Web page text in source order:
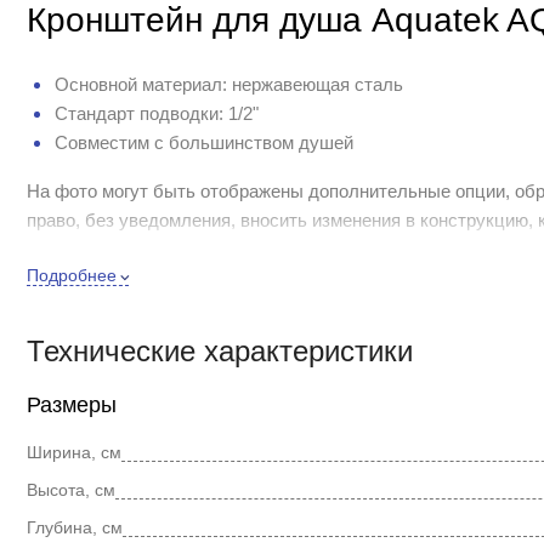
Кронштейн для душа Aquatek
Основной материал: нержавеющая сталь
Стандарт подводки: 1/2"
Совместим с большинством душей
На фото могут быть отображены дополнительные опции,
право, без уведомления, вносить изменения в
Подробнее
Технические характеристики
Размеры
Ширина, см
Высота, см
Глубина, см